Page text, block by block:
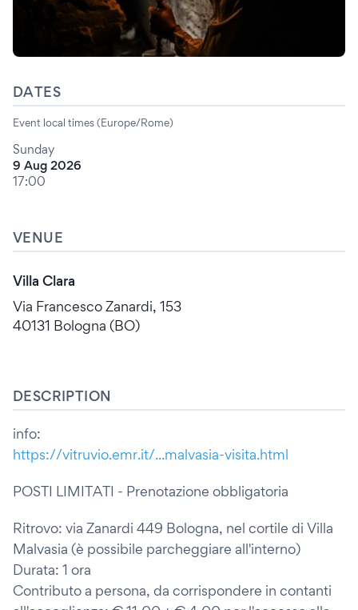
DATES
Event local times (Europe/Rome)
Sunday
9 Aug 2026
17:00
VENUE
Villa Clara
Via Francesco Zanardi, 153
40131 Bologna (BO)
DESCRIPTION
info:
https://vitruvio.emr.it/...malvasia-visita.html
POSTI LIMITATI - Prenotazione obbligatoria
Ritrovo: via Zanardi 449 Bologna, nel cortile di Villa
Malvasia (è possibile parcheggiare all'interno)
Durata: 1 ora
Contributo a persona, da corrispondere in contanti